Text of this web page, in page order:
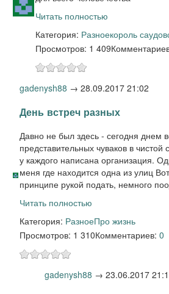
Читать полностью
Категория: Разноекороль
Просмотров: 1 409
gadenysh88 → 28.09.2017 21:02
День встреч разных
Давно не был здесь - сегодня днем
представительных чуваков в
у каждого написана организация.
меня где находится одна из улиц
принципе рукой подать, немного
Читать полностью
Категория: РазноеПро жизнь
Просмотров: 1 310Комментариев: 0
gadenysh88 → 23.06.2017